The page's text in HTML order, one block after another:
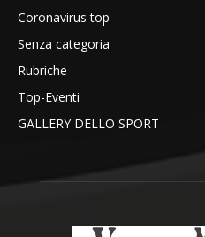
Coronavirus top
Senza categoria
Rubriche
Top-Eventi
GALLERY DELLO SPORT